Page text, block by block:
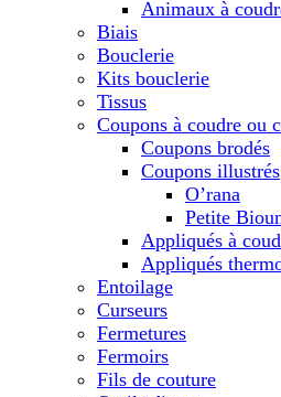
Animaux à
Biais
Bouclerie
Kits bouclerie
Tissus
Coupons à coudre ou
Coupons brodés
Coupons illustrés
O’rana
Petite
Appliqués à
Appliqués
Entoilage
Curseurs
Fermetures
Fermoirs
Fils de couture